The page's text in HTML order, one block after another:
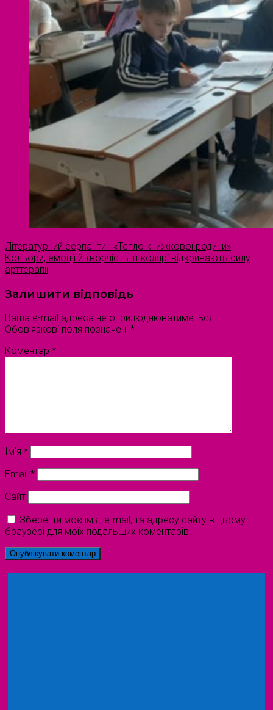
Літературний серпантин «Тепло книжкової родини»
Кольори, емоції й творчість: школярі відкривають силу
арттерапії
Залишити відповідь
Ваша e-mail адреса не оприлюднюватиметься.
Обов’язкові поля позначені *
Коментар *
Ім'я *
Email *
Сайт
Зберегти моє ім'я, e-mail, та адресу сайту в цьому
браузері для моїх подальших коментарів.